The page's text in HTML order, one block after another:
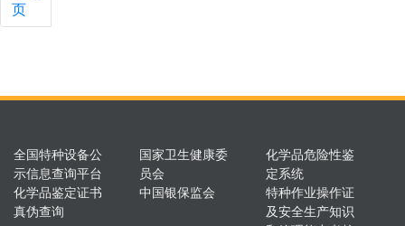
页
全国特种设备公
示信息查询平台
国家卫生健康委
员会
化学品危险性鉴
定系统
化学品鉴定证书
真伪查询
中国银保监会
特种作业操作证
及安全生产知识